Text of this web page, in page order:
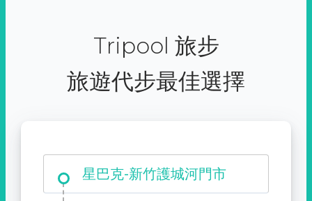
Tripool 旅步
旅遊代步最佳選擇
星巴克-新竹護城河門市
大霸尖山登山口